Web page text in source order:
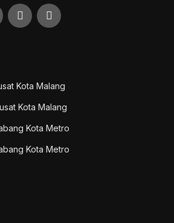
Kota Malang
Kota Malang
Kota Metro
Kota Metro